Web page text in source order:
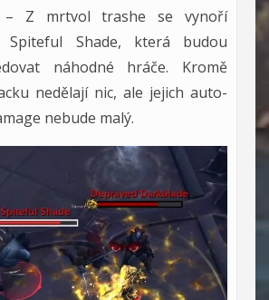
– Z mrtvol trashe se vynoří
Spiteful Shade, která budou
náhodné hráče. Kromě
nedělají nic, ale jejich auto-
nebude malý.